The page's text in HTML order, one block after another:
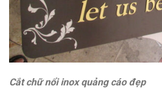
Cắt chữ nổi inox quảng cáo đẹp